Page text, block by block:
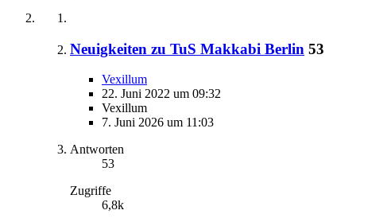
Neuigkeiten zu TuS Makkabi Berlin 53
Vexillum
22. Juni 2022 um 09:32
Vexillum
7. Juni 2026 um 11:03
Antworten
53
Zugriffe
6,8k